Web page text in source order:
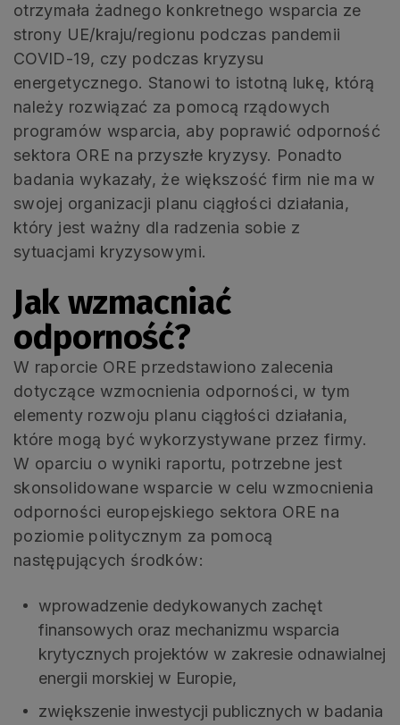
otrzymała żadnego konkretnego wsparcia ze
strony UE/kraju/regionu podczas pandemii
COVID-19, czy podczas kryzysu
energetycznego. Stanowi to istotną lukę, którą
należy rozwiązać za pomocą rządowych
programów wsparcia, aby poprawić odporność
sektora ORE na przyszłe kryzysy. Ponadto
badania wykazały, że większość firm nie ma w
swojej organizacji planu ciągłości działania,
który jest ważny dla radzenia sobie z
sytuacjami kryzysowymi.
Jak wzmacniać
odporność?
W raporcie ORE przedstawiono zalecenia
dotyczące wzmocnienia odporności, w tym
elementy rozwoju planu ciągłości działania,
które mogą być wykorzystywane przez firmy.
W oparciu o wyniki raportu, potrzebne jest
skonsolidowane wsparcie w celu wzmocnienia
odporności europejskiego sektora ORE na
poziomie politycznym za pomocą
następujących środków:
wprowadzenie dedykowanych zachęt
finansowych oraz mechanizmu wsparcia
krytycznych projektów w zakresie odnawialnej
energii morskiej w Europie,
zwiększenie inwestycji publicznych w badania